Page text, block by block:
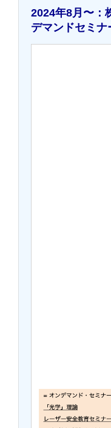
2024年8月〜：
デマンドセミ